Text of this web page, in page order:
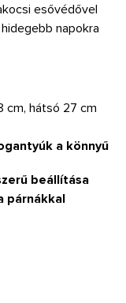
esővédővel
napokra
cm, hátsó 27 cm
a könnyű
beállítása
párnákkal